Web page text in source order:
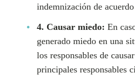
indemnización de
4. Causar miedo: En
generado miedo en una
los responsables de
principales responsables